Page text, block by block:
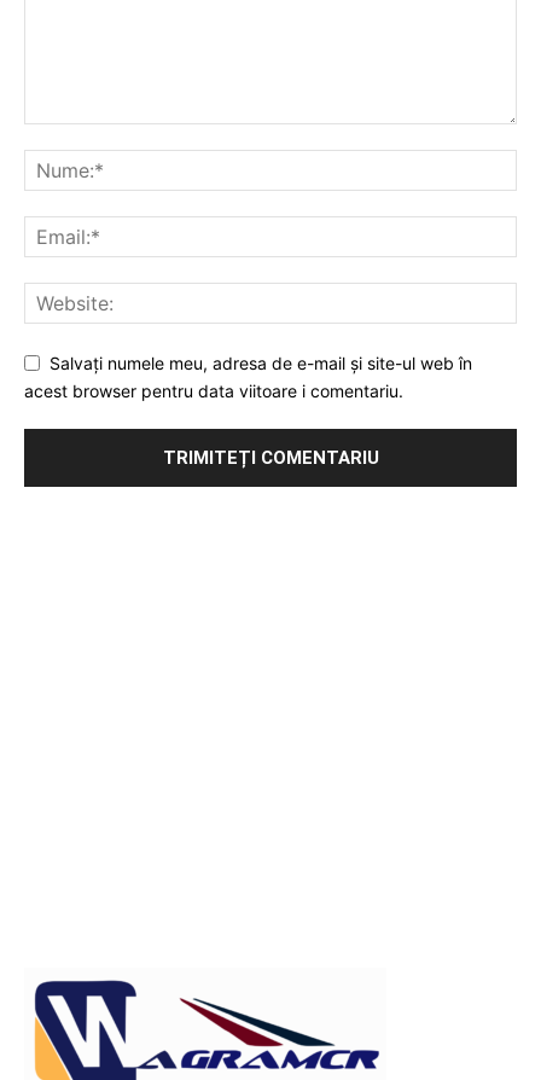
Salvați numele meu, adresa de e-mail și site-ul web în
acest browser pentru data viitoare i comentariu.